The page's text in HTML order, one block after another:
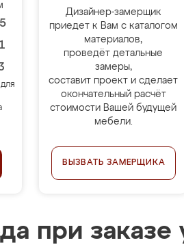
Дизайнер-замерщик
приедет к Вам с каталогом
материалов,
проведёт детальные
замеры,
составит проект и сделает
окончательный расчёт
стоимости Вашей будущей
мебели.
ВЫЗВАТЬ ЗАМЕРЩИКА
при заказе